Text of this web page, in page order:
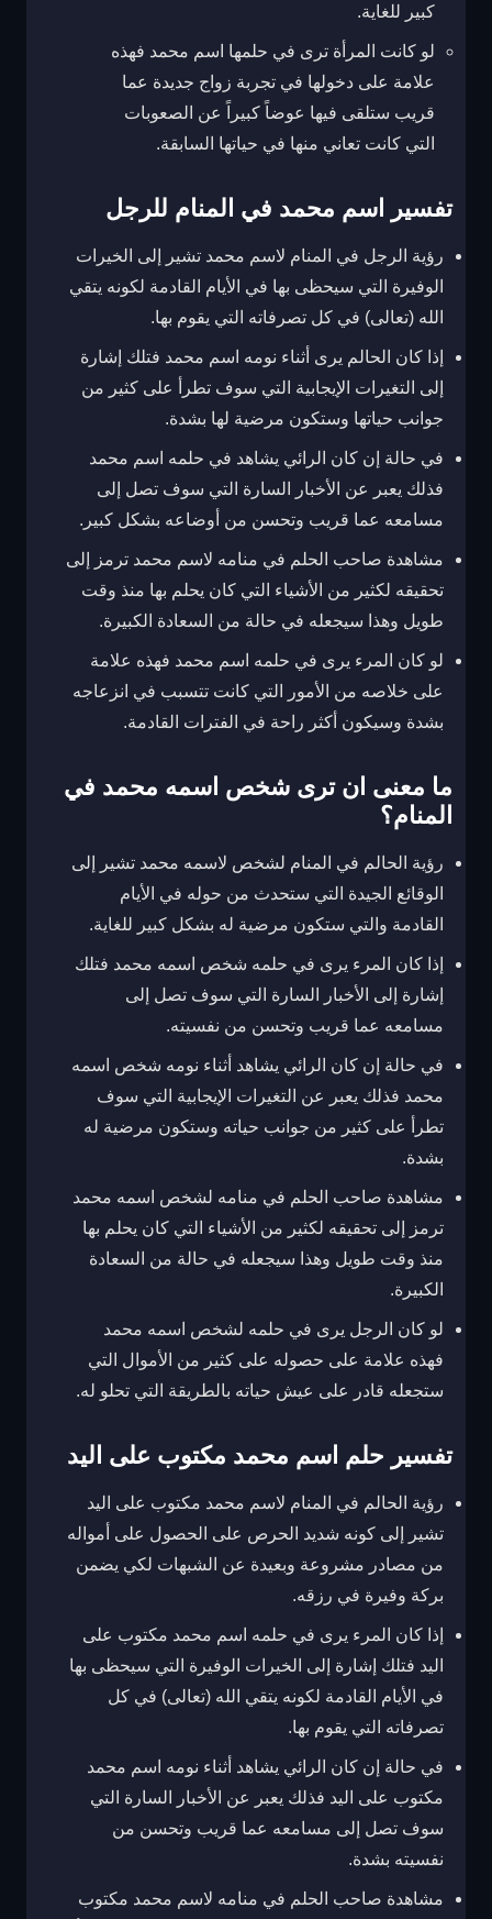
كبير للغاية.
لو كانت المرأة ترى في حلمها اسم محمد فهذه
علامة على دخولها في تجربة زواج جديدة عما
قريب ستلقى فيها عوضاً كبيراً عن الصعوبات
التي كانت تعاني منها في حياتها السابقة.
تفسير اسم محمد في المنام للرجل
رؤية الرجل في المنام لاسم محمد تشير إلى الخيرات
الوفيرة التي سيحظى بها في الأيام القادمة لكونه يتقي
الله (تعالى) في كل تصرفاته التي يقوم بها.
إذا كان الحالم يرى أثناء نومه اسم محمد فتلك إشارة
إلى التغيرات الإيجابية التي سوف تطرأ على كثير من
جوانب حياتها وستكون مرضية لها بشدة.
في حالة إن كان الرائي يشاهد في حلمه اسم محمد
فذلك يعبر عن الأخبار السارة التي سوف تصل إلى
مسامعه عما قريب وتحسن من أوضاعه بشكل كبير.
مشاهدة صاحب الحلم في منامه لاسم محمد ترمز إلى
تحقيقه لكثير من الأشياء التي كان يحلم بها منذ وقت
طويل وهذا سيجعله في حالة من السعادة الكبيرة.
لو كان المرء يرى في حلمه اسم محمد فهذه علامة
على خلاصه من الأمور التي كانت تتسبب في انزعاجه
بشدة وسيكون أكثر راحة في الفترات القادمة.
ما معنى ان ترى شخص اسمه محمد في
المنام؟
رؤية الحالم في المنام لشخص لاسمه محمد تشير إلى
الوقائع الجيدة التي ستحدث من حوله في الأيام
القادمة والتي ستكون مرضية له بشكل كبير للغاية.
إذا كان المرء يرى في حلمه شخص اسمه محمد فتلك
إشارة إلى الأخبار السارة التي سوف تصل إلى
مسامعه عما قريب وتحسن من نفسيته.
في حالة إن كان الرائي يشاهد أثناء نومه شخص اسمه
محمد فذلك يعبر عن التغيرات الإيجابية التي سوف
تطرأ على كثير من جوانب حياته وستكون مرضية له
بشدة.
مشاهدة صاحب الحلم في منامه لشخص اسمه محمد
ترمز إلى تحقيقه لكثير من الأشياء التي كان يحلم بها
منذ وقت طويل وهذا سيجعله في حالة من السعادة
الكبيرة.
لو كان الرجل يرى في حلمه لشخص اسمه محمد
فهذه علامة على حصوله على كثير من الأموال التي
ستجعله قادر على عيش حياته بالطريقة التي تحلو له.
تفسير حلم اسم محمد مكتوب على اليد
رؤية الحالم في المنام لاسم محمد مكتوب على اليد
تشير إلى كونه شديد الحرص على الحصول على أمواله
من مصادر مشروعة وبعيدة عن الشبهات لكي يضمن
بركة وفيرة في رزقه.
إذا كان المرء يرى في حلمه اسم محمد مكتوب على
اليد فتلك إشارة إلى الخيرات الوفيرة التي سيحظى بها
في الأيام القادمة لكونه يتقي الله (تعالى) في كل
تصرفاته التي يقوم بها.
في حالة إن كان الرائي يشاهد أثناء نومه اسم محمد
مكتوب على اليد فذلك يعبر عن الأخبار السارة التي
سوف تصل إلى مسامعه عما قريب وتحسن من
نفسيته بشدة.
مشاهدة صاحب الحلم في منامه لاسم محمد مكتوب